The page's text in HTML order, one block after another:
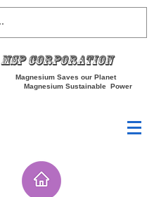
MSP Corporation
Magnesium Saves our Planet
Magnesium Sustainable Power